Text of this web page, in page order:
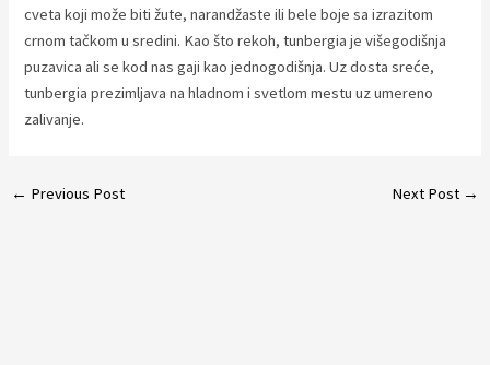
cveta koji može biti žute, narandžaste ili bele boje sa izrazitom
crnom tačkom u sredini. Kao što rekoh, tunbergia je višegodišnja
puzavica ali se kod nas gaji kao jednogodišnja. Uz dosta sreće,
tunbergia prezimljava na hladnom i svetlom mestu uz umereno
zalivanje.
Post
← Previous Post Next Post →